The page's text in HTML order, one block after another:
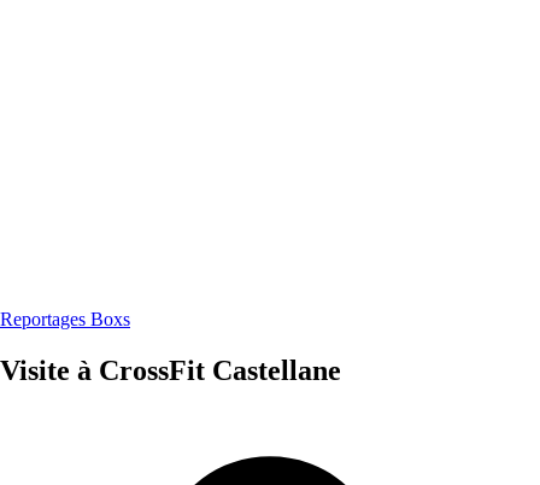
Reportages Boxs
Visite à CrossFit Castellane